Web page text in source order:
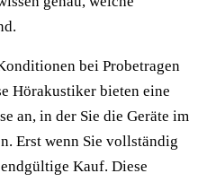
bei Probetragen
Hörakustiker bieten eine
an, in der Sie die Geräte im
Erst wenn Sie vollständig
Kauf. Diese